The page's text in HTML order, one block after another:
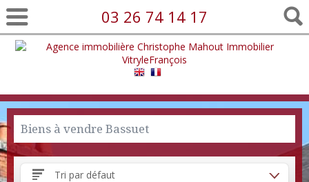
03 26 74 14 17
Biens à vendre Bassuet
Tri par défaut